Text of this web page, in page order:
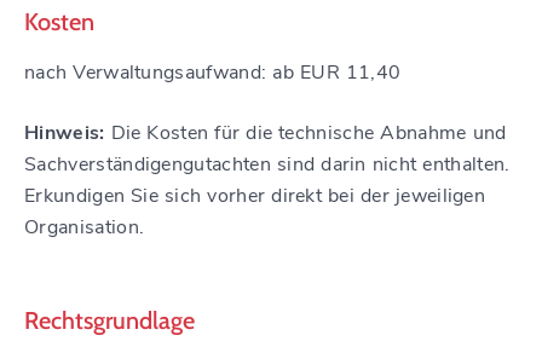
Kosten
nach Verwaltungsaufwand: ab EUR 11,40
Hinweis: Die Kosten für die technische Abnahme und
Sachverständigengutachten sind darin nicht enthalten.
Erkundigen Sie sich vorher direkt bei der jeweiligen
Organisation.
Rechtsgrundlage